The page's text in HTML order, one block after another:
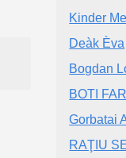
Kinder
Deàk Èva
Bogdan
BOTI
Gorbatai
RAŢIU